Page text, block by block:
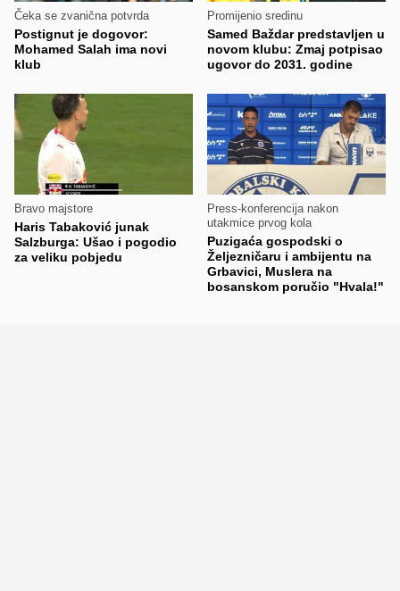
Čeka se zvanična potvrda
Postignut je dogovor:
Mohamed Salah ima novi
klub
Promijenio sredinu
Samed Baždar predstavljen u
novom klubu: Zmaj potpisao
ugovor do 2031. godine
Bravo majstore
Haris Tabaković junak
Salzburga: Ušao i pogodio
za veliku pobjedu
Press-konferencija nakon
utakmice prvog kola
Puzigaća gospodski o
Željezničaru i ambijentu na
Grbavici, Muslera na
bosanskom poručio "Hvala!"